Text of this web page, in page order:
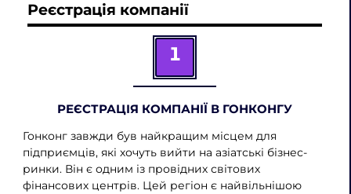
Реєстрація компанії
1
РЕЄСТРАЦІЯ КОМПАНІЇ В ГОНКОНГУ
Гонконг завжди був найкращим місцем для
підприємців, які хочуть вийти на азіатські бізнес-
ринки. Він є одним із провідних світових
фінансових центрів. Цей регіон є найвільнішою